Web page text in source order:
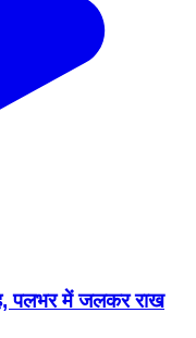
पलभर में जलकर राख